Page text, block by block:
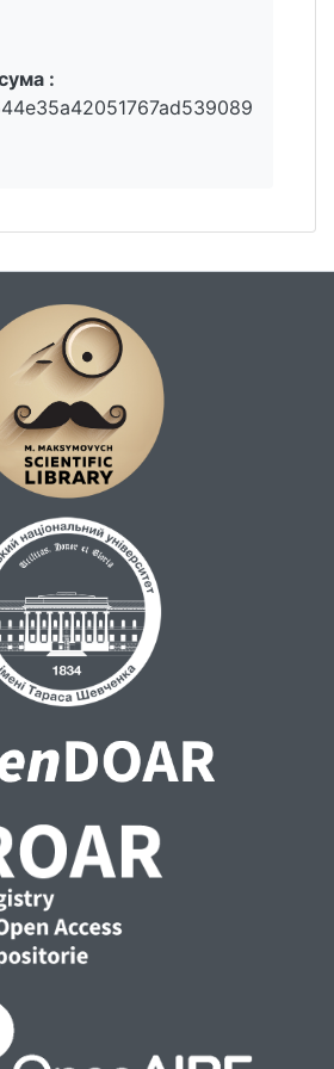
heritage, potential,
Park.
: